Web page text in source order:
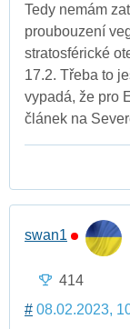
Tedy nemám
proubouzení
stratosférické
17.2. Třeba to
vypadá, že pro
článek na
swan1
414
# 08.02.2023,